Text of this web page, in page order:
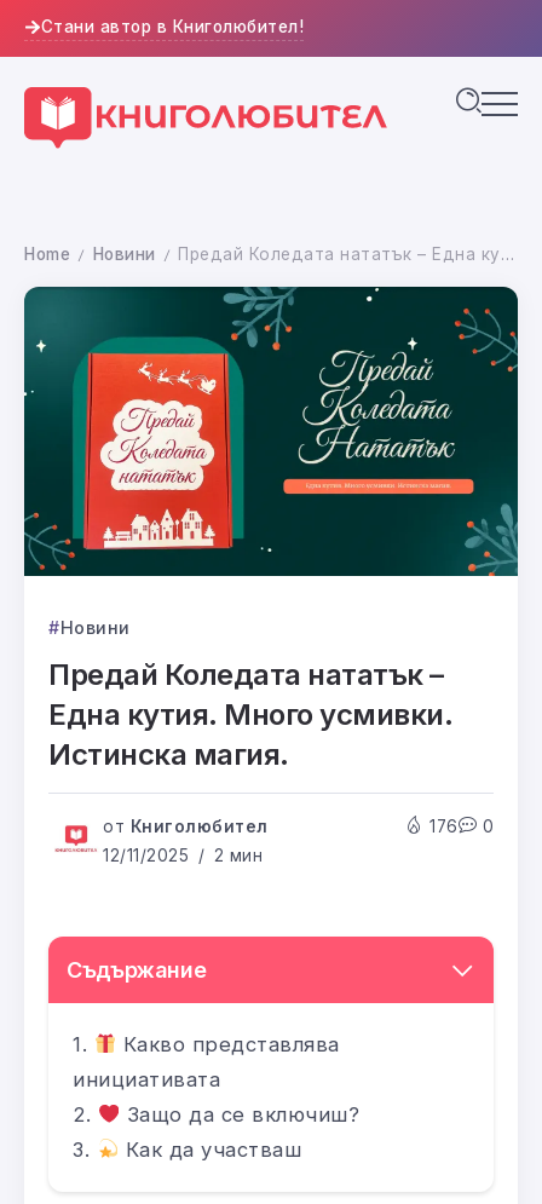
Стани автор в Книголюбител!
Home / Новини / Предай Коледата нататък – Една кутия. Много усмивки. Истинска магия.
Новини
Предай Коледата нататък –
Една кутия. Много усмивки.
Истинска магия.
от Книголюбител
12/11/2025
2 мин
176 0
Съдържание
Какво представлява
инициативата
Защо да се включиш?
Как да участваш